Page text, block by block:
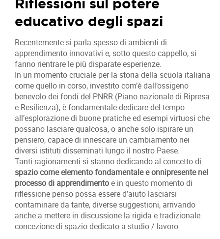
Riflessioni sul potere
educativo degli spazi
Recentemente si parla spesso di ambienti di
apprendimento innovativi e, sotto questo cappello, si
fanno rientrare le più disparate esperienze.
In un momento cruciale per la storia della scuola italiana
come quello in corso, investito com’è dall’ossigeno
benevolo dei fondi del PNRR (Piano nazionale di Ripresa
e Resilienza), è fondamentale dedicare del tempo
all’esplorazione di buone pratiche ed esempi virtuosi che
possano lasciare qualcosa, o anche solo ispirare un
pensiero, capace di innescare un cambiamento nei
diversi istituti disseminati lungo il nostro Paese.
Tanti ragionamenti si stanno dedicando al concetto di
spazio come elemento fondamentale e onnipresente nel
processo di apprendimentoe in questo momento di
riflessione penso possa essere d’aiuto lasciarsi
contaminare da tante, diverse suggestioni, arrivando
anche a mettere in discussione la rigida e tradizionale
concezione di spazio dedicato a studio / lavoro.